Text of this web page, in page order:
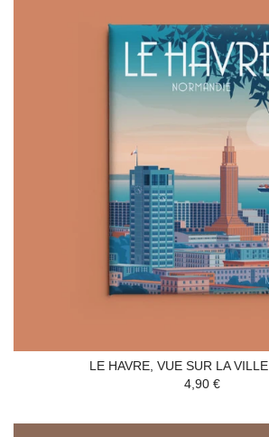
LE HAVRE, VUE SUR LA VILLE
4,90 €